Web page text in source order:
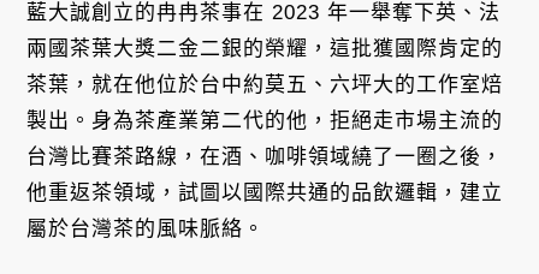
藍大誠創立的冉冉茶事在 2023 年一舉奪下英、法
兩國茶葉大獎二金二銀的榮耀，這批獲國際肯定的
茶葉，就在他位於台中約莫五、六坪大的工作室焙
製出。身為茶產業第二代的他，拒絕走市場主流的
台灣比賽茶路線，在酒、咖啡領域繞了一圈之後，
他重返茶領域，試圖以國際共通的品飲邏輯，建立
屬於台灣茶的風味脈絡。